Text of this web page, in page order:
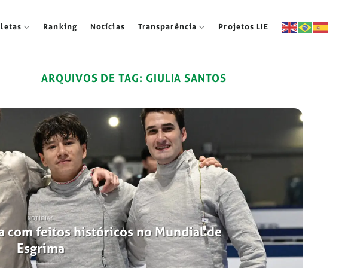
Ranking Notícias Transparência Projetos LIE
ARQUIVOS DE TAG: GIULIA SANTOS
NOTÍCIAS
com feitos históricos no Mundial de
Esgrima